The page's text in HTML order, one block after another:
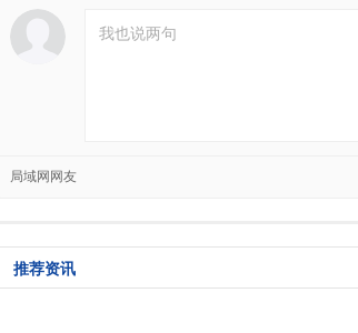
局域网网友
推荐资讯